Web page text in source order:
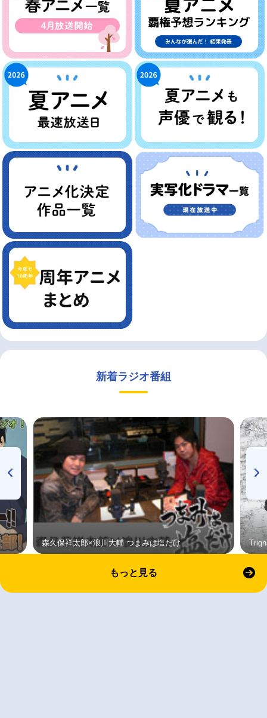
新着ラジオ番組
森久保祥太郎×浪川大輔 つまみは塩だけ
もっと見る